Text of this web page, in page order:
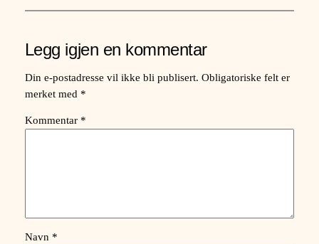
Legg igjen en kommentar
Din e-postadresse vil ikke bli publisert. Obligatoriske felt er
merket med *
Kommentar *
Navn *